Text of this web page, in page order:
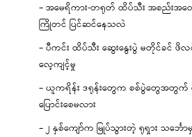
– အမေရိကား-တရုတ် ထိပ်သီး အစည်းအဝ
ကြိုတင် ပြင်ဆင်နေသလဲ
– ပီကင်း ထိပ်သီး ဆွေးနွေးပွဲ မတိုင်ခင် ဖိ
လေ့ကျင့်မှု
– ယူကရိန်း ဒရုန်းတွေက စစ်ပွဲတွေအတွ
ပြောင်းစေမလား
– ၂ နှစ်ကျော်က မြုပ်သွားတဲ့ ရုရှား သင်္ဘ